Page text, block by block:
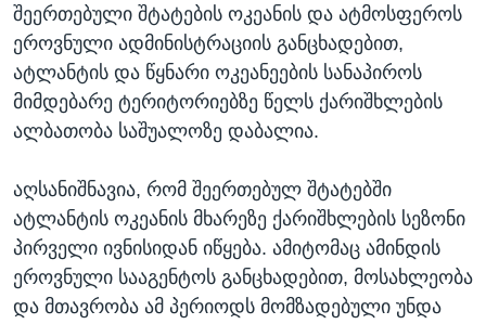
ᲓᲔᲖᲘᲜᲤᲝᲠᲛᲐᲪᲘᲐ
შეერთებული შტატების ოკეანის და ატმოსფეროს
ეროვნული ადმინისტრაციის განცხადებით,
ატლანტის და წყნარი ოკეანეების სანაპიროს
მიმდებარე ტერიტორიებზე წელს ქარიშხლების
ალბათობა საშუალოზე დაბალია.
აღსანიშნავია, რომ შეერთებულ შტატებში
ატლანტის ოკეანის მხარეზე ქარიშხლების სეზონი
პირველი ივნისიდან იწყება. ამიტომაც ამინდის
ეროვნული სააგენტოს განცხადებით, მოსახლეობა
და მთავრობა ამ პერიოდს მომზადებული უნდა